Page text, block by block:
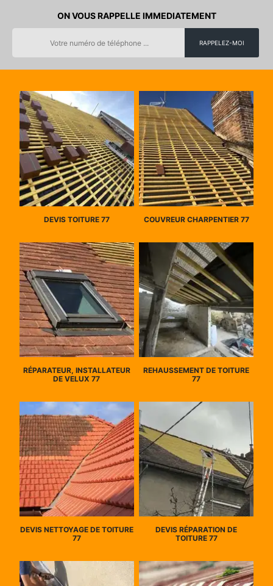
ON VOUS RAPPELLE IMMEDIATEMENT
DEVIS TOITURE 77 COUVREUR CHARPENTIER 77
RÉPARATEUR, INSTALLATEUR
DE VELUX 77
REHAUSSEMENT DE TOITURE
77
DEVIS NETTOYAGE DE TOITURE
77
DEVIS RÉPARATION DE
TOITURE 77